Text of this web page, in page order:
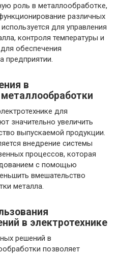
роль в металлообработке,
различных
для управления
контроля температуры и
обеспечения
предприятии.
в
для
значительно увеличить
выпускаемой продукции.
внедрение системы
процессов, которая
с помощью
вмешательство
металла.
в электротехнике
решений в
позволяет